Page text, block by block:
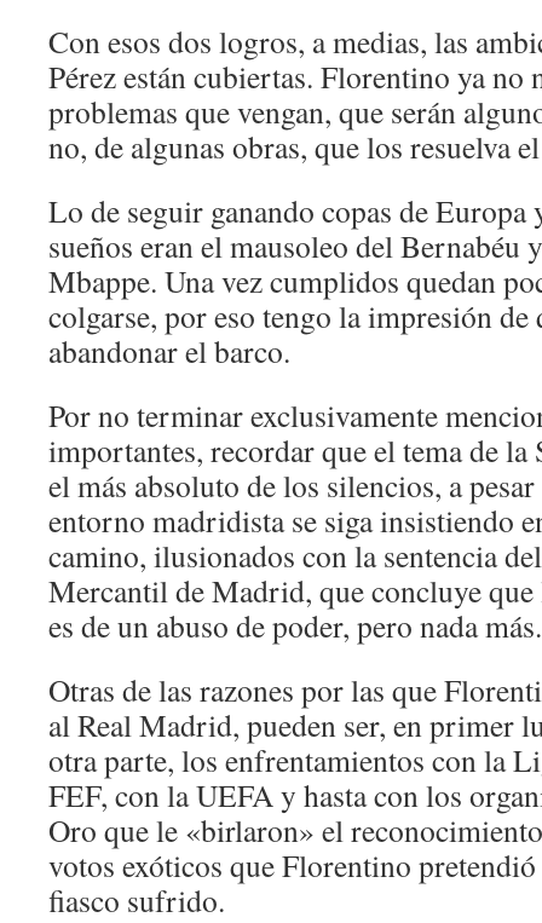
Con esos dos logros, a medias, las
Pérez están cubiertas. Florentino ya no
problemas que vengan, que serán
no, de algunas obras, que los resuelva
Lo de seguir ganando copas de Europa
sueños eran el mausoleo del Bernabéu
Mbappe. Una vez cumplidos quedan
colgarse, por eso tengo la impresión de
abandonar el barco.
Por no terminar exclusivamente
importantes, recordar que el tema de la
el más absoluto de los silencios, a
entorno madridista se siga insistiendo
camino, ilusionados con la sentencia
Mercantil de Madrid, que concluye
es de un abuso de poder, pero nada más.
Otras de las razones por las que
al Real Madrid, pueden ser, en primer
otra parte, los enfrentamientos con la
FEF, con la UEFA y hasta con los
Oro que le «birlaron» el
votos exóticos que Florentino
fiasco sufrido.